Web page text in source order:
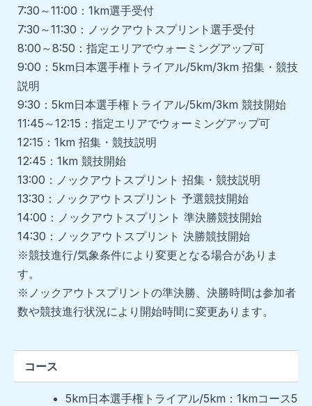
7:30～11:00： 1km選手受付
7:30～11:30： ノックアウトスプリント選手受付
8:00～8:50： 指定エリアでウォーミングアップ可
9:00： 5km日本選手権トライアル/5km/3km 招集・競技
説明
9:30： 5km日本選手権トライアル/5km/3km 競技開始
11:45～12:15： 指定エリアでウォーミングアップ可
12:15： 1km 招集・競技説明
12:45： 1km 競技開始
13:00： ノックアウトスプリント 招集・競技説明
13:30： ノックアウトスプリント 予選競技開始
14:00： ノックアウトスプリント 準決勝競技開始
14:30： ノックアウトスプリント 決勝競技開始
※競技進行/気象条件により変更となる場合がありま
す。
※ノックアウトスプリントの準決勝、決勝時間は参加者
数や競技進行状況により開始時間に変更あります。
コース
5km日本選手権トライアル/5km：1kmコース5